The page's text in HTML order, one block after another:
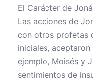
El Carácter de
Las acciones de
con otros profetas
iniciales, aceptaron
ejemplo, Moisés y
sentimientos de